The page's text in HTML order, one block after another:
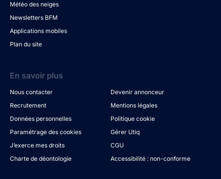
Météo des neiges
Newsletters BFM
Applications mobiles
Plan du site
En savoir plus
Nous contacter
Devenir annonceur
Recrutement
Mentions légales
Données personnelles
Politique cookie
Paramétrage des cookies
Gérer Utiq
J’exerce mes droits
CGU
Charte de déontologie
Accessibilité : non-conforme